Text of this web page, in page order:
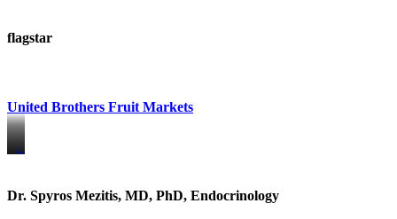
flagstar
United Brothers Fruit Markets
https://www.unitedbrothersfruitmarkets.com/
https://www.unitedbrothersfruitmarkets.com/
Dr. Spyros Mezitis, MD, PhD, Endocrinology